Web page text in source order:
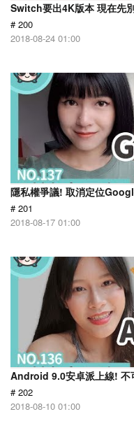
Switch要出4K版本 現在先
# 200
2018-08-24 01:00
隱私權爭議! 取消定位
# 201
2018-08-17 01:00
Android 9.0安卓派上線! 不
# 202
2018-08-10 01:00